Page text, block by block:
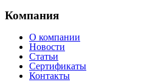
Компания
О компании
Новости
Статьи
Сертификаты
Контакты